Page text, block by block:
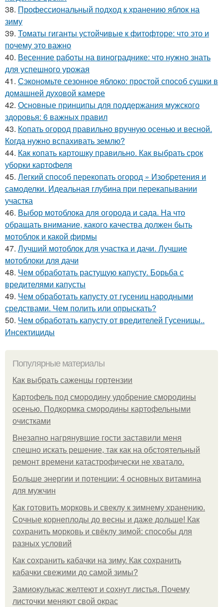
38. Профессиональный подход к хранению яблок на
зиму
39. Томаты гиганты устойчивые к фитофторе: что это и
почему это важно
40. Весенние работы на винограднике: что нужно знать
для успешного урожая
41. Сэкономьте сезонное яблоко: простой способ сушки в
домашней духовой камере
42. Основные принципы для поддержания мужского
здоровья: 6 важных правил
43. Копать огород правильно вручную осенью и весной.
Когда нужно вспахивать землю?
44. Как копать картошку правильно. Как выбрать срок
уборки картофеля
45. Легкий способ перекопать огород » Изобретения и
самоделки. Идеальная глубина при перекапывании
участка
46. Выбор мотоблока для огорода и сада. На что
обращать внимание, какого качества должен быть
мотоблок и какой фирмы
47. Лучший мотоблок для участка и дачи. Лучшие
мотоблоки для дачи
48. Чем обработать растущую капусту. Борьба с
вредителями капусты
49. Чем обработать капусту от гусениц народными
средствами. Чем полить или опрыскать?
50. Чем обработать капусту от вредителей Гусеницы..
Инсектициды
Популярные материалы
Как выбрать саженцы гортензии
Картофель под смородину удобрение смородины
осенью. Подкормка смородины картофельными
очистками
Внезапно нагрянувшие гости заставили меня
спешно искать решение, так как на обстоятельный
ремонт времени катастрофически не хватало.
Больше энергии и потенции: 4 основных витамина
для мужчин
Как готовить морковь и свеклу к зимнему хранению.
Сочные корнеплоды до весны и даже дольше! Как
сохранить морковь и свёклу зимой: способы для
разных условий
Как сохранить кабачки на зиму. Как сохранить
кабачки свежими до самой зимы?
Замиокулькас желтеют и сохнут листья. Почему
листочки меняют свой окрас